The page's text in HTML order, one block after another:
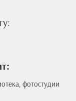
фотостудии